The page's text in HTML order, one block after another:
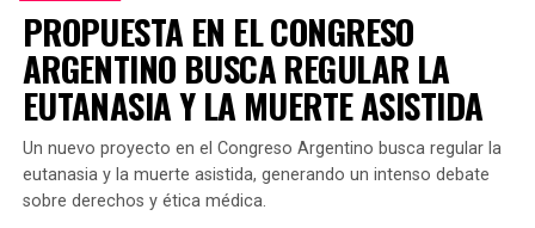
normativas que puedan obstaculizar las investigaciones
o favorecer la falta de justicia.
Si se aprueba en el Congreso, esta propuesta
representaría un cambio significativo en el tratamiento
penal de aquellos que colaboran en el encubrimiento de
PROPUESTA EN EL CONGRESO
ARGENTINO BUSCA REGULAR LA
EUTANASIA Y LA MUERTE ASISTIDA
Un nuevo proyecto en el Congreso Argentino busca regular la
eutanasia y la muerte asistida, generando un intenso debate
sobre derechos y ética médica.